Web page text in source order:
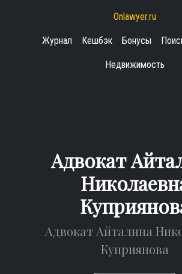
Onlawyer.ru
Журнал Кешбэк Бонусы
Недвижимость
Адвокат
Адвокат Айталина
Куприянова